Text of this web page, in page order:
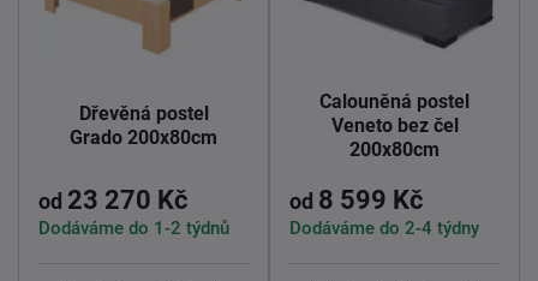
Dřevěná postel
Grado 200x80cm
od 23 270 Kč
Dodáváme do 1-2 týdnů
Čalouněná postel
Veneto bez čel
200x80cm
od 8 599 Kč
Dodáváme do 2-4 týdny